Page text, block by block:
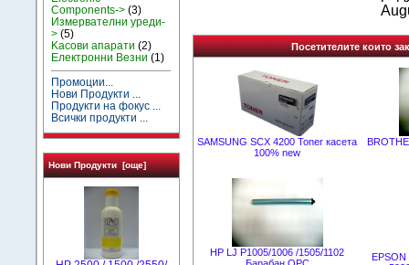
Components-> (3)
Измервателни уреди-
> (5)
Kасови апарати (2)
Електронни Везни (1)
Промоции...
Нови Продукти ...
Продукти на фокус ...
Всички продукти ...
Нови Продукти [още]
Посетителите които
SAMSUNG SCX 4200 Toner касета
100% new
HP LJ P1005/1006 /1505/1102
EPSON